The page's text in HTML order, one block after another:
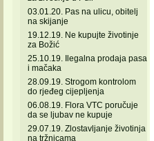
03.01.20. Pas na ulicu, obitelj
na skijanje
19.12.19. Ne kupujte životinje
za Božić
25.10.19. Ilegalna prodaja pasa
i mačaka
28.09.19. Strogom kontrolom
do rjeđeg cijepljenja
06.08.19. Flora VTC poručuje
da se ljubav ne kupuje
29.07.19. Zlostavljanje životinja
na tržnicama